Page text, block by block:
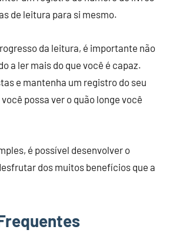
de leitura para si mesmo.
da leitura, é importante não
a ler mais do que você é capaz.
e mantenha um registro do seu
possa ver o quão longe você
é possível desenvolver o
dos muitos benefícios que a